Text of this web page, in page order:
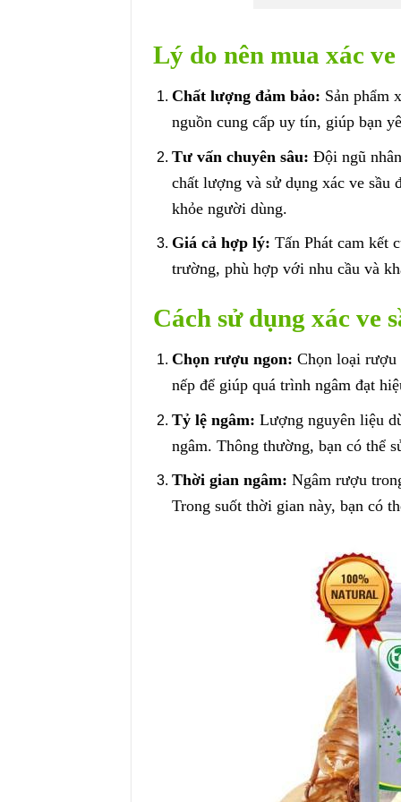
Lý do nên mua xác
Chất lượng đảm bảo: Sản phẩm
nguồn cung cấp uy tín, giúp bạn
Tư vấn chuyên sâu: Đội ngũ
chất lượng và sử dụng xác ve sầu
khỏe người dùng.
Giá cả hợp lý: Tấn Phát cam kết
trường, phù hợp với nhu cầu và
Cách sử dụng xác ve
Chọn rượu ngon: Chọn loại rượu
nếp để giúp quá trình ngâm đạt
Tỷ lệ ngâm: Lượng nguyên liệu
ngâm. Thông thường, bạn có thể
Thời gian ngâm: Ngâm rượu
Trong suốt thời gian này, bạn có